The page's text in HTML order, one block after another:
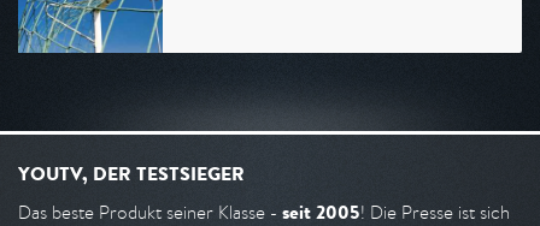
YOUTV, DER TESTSIEGER
Das beste Produkt seiner Klasse - seit 2005! Die Presse ist sich